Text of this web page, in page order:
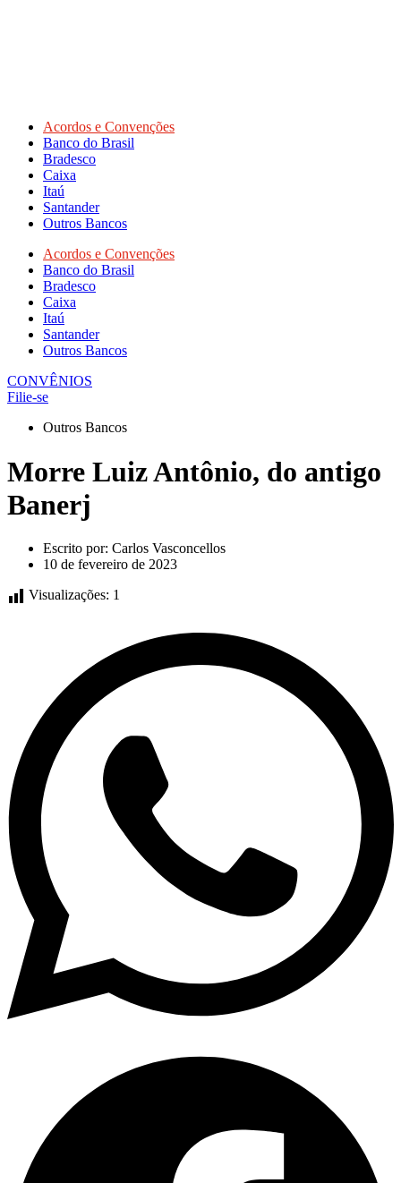
Acordos e Convenções
Banco do Brasil
Bradesco
Caixa
Itaú
Santander
Outros Bancos
Acordos e Convenções
Banco do Brasil
Bradesco
Caixa
Itaú
Santander
Outros Bancos
CONVÊNIOS
Filie-se
Outros Bancos
Morre Luiz Antônio, do antigo
Banerj
Escrito por: Carlos Vasconcellos
10 de fevereiro de 2023
Visualizações: 1